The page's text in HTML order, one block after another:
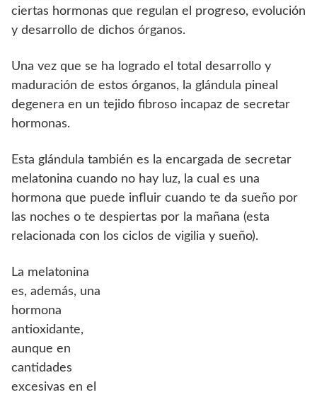
ciertas hormonas que regulan el progreso, evolución
y desarrollo de dichos órganos.
Una vez que se ha logrado el total desarrollo y
maduración de estos órganos, la glándula pineal
degenera en un tejido fibroso incapaz de secretar
hormonas.
Esta glándula también es la encargada de secretar
melatonina cuando no hay luz, la cual es una
hormona que puede influir cuando te da sueño por
las noches o te despiertas por la mañana (esta
relacionada con los ciclos de vigilia y sueño).
La melatonina
es, además, una
hormona
antioxidante,
aunque en
cantidades
excesivas en el